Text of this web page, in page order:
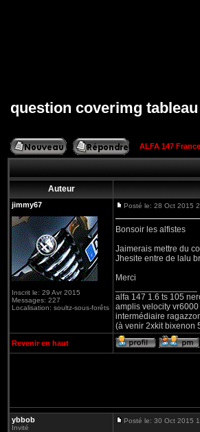
question coverimg
ALFA 147
Auteur
jimmy67
Inscrit le: 29 Avr 2015
Messages: 227
Localisation: soultz-sous-forêts
Posté le: 28 Oct 2015
Bonsoir les alfistes
Jaimerais mettre du
Jhesite entre de lalu
Merci
alfa 147 1.6 ts 105
amplis velocity
intermédiaire
(à venir 2xkit bixenon
Revenir en haut
ybbob
Invité
Posté le: 30 Oct 2015